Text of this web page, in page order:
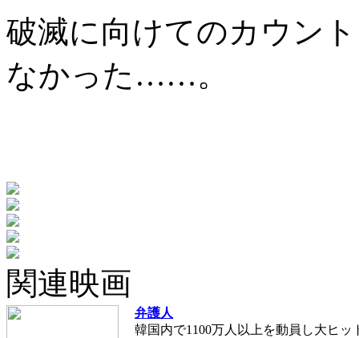
破滅に向けてのカウン
なかった……。
関連映画
弁護人
韓国内で1100万人以上を動員し大ヒ